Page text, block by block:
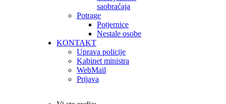
saobraćaja
Potrage
Potjernice
Nestale osobe
KONTAKT
Uprava policije
Kabinet ministra
WebMail
Prijava